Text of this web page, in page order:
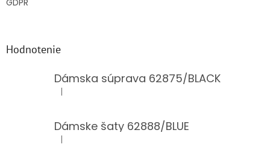
GDPR
Hodnotenie
Dámska súprava 62875/BLACK
Hodnotenie produktu je 5 z 5 hviezdičiek.
|
Dámske šaty 62888/BLUE
Hodnotenie produktu je 5 z 5 hviezdičiek.
|